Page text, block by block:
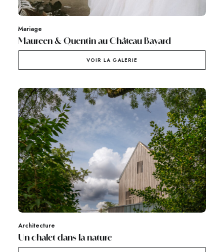
Mariage
Maureen & Quentin au Château Bayard
VOIR LA GALERIE
Architecture
Un chalet dans la nature